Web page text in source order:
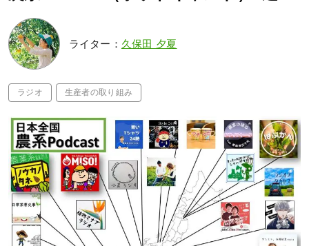
ライター： 久保田 夕夏
ラジオ 生産者の取り組み